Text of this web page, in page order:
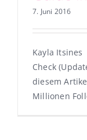
7. Juni 2016
Kayla Itsines
Check
diesem
Millionen